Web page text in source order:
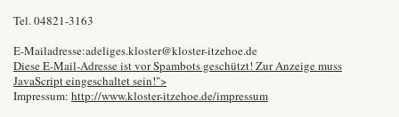
Tel. 04821-3163
E-Mailadresse:adeliges.kloster@kloster-itzehoe.de
Diese E-Mail-Adresse ist vor Spambots geschützt! Zur Anzeige muss
JavaScript eingeschaltet sein!">
Impressum: http://www.kloster-itzehoe.de/impressum